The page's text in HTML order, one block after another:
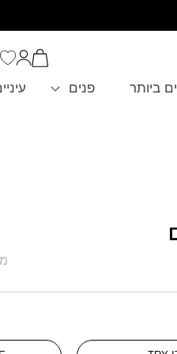
ביותר פנים
כניסה
סל
הקניות